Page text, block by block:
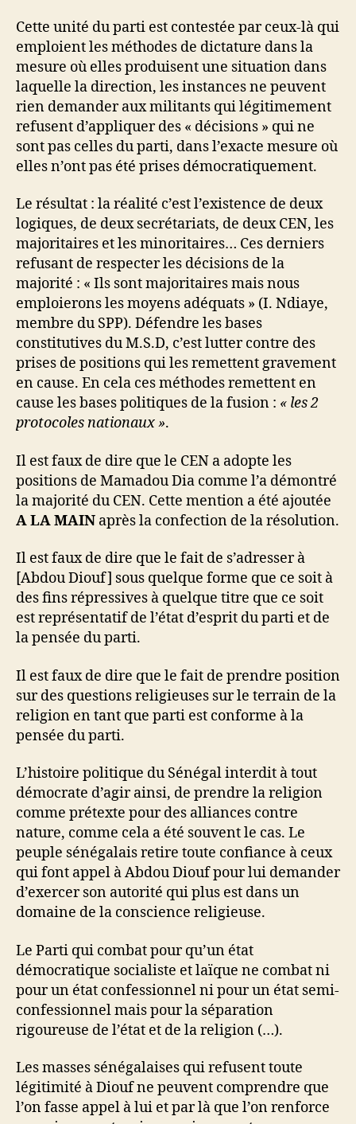
Cette unité du parti est contestée par ceux-là qui
emploient les méthodes de dictature dans la
mesure où elles produisent une situation dans
laquelle la direction, les instances ne peuvent
rien demander aux militants qui légitimement
refusent d’appliquer des « décisions » qui ne
sont pas celles du parti, dans l’exacte mesure où
elles n’ont pas été prises démocratiquement.
Le résultat : la réalité c’est l’existence de deux
logiques, de deux secrétariats, de deux CEN, les
majoritaires et les minoritaires… Ces derniers
refusant de respecter les décisions de la
majorité : « Ils sont majoritaires mais nous
emploierons les moyens adéquats » (I. Ndiaye,
membre du SPP). Défendre les bases
constitutives du M.S.D, c’est lutter contre des
prises de positions qui les remettent gravement
en cause. En cela ces méthodes remettent en
cause les bases politiques de la fusion : « les 2
protocoles nationaux ».
Il est faux de dire que le CEN a adopte les
positions de Mamadou Dia comme l’a démontré
la majorité du CEN. Cette mention a été ajoutée
A LA MAIN après la confection de la résolution.
Il est faux de dire que le fait de s’adresser à
[Abdou Diouf] sous quelque forme que ce soit à
des fins répressives à quelque titre que ce soit
est représentatif de l’état d’esprit du parti et de
la pensée du parti.
Il est faux de dire que le fait de prendre position
sur des questions religieuses sur le terrain de la
religion en tant que parti est conforme à la
pensée du parti.
L’histoire politique du Sénégal interdit à tout
démocrate d’agir ainsi, de prendre la religion
comme prétexte pour des alliances contre
nature, comme cela a été souvent le cas. Le
peuple sénégalais retire toute confiance à ceux
qui font appel à Abdou Diouf pour lui demander
d’exercer son autorité qui plus est dans un
domaine de la conscience religieuse.
Le Parti qui combat pour qu’un état
démocratique socialiste et laïque ne combat ni
pour un état confessionnel ni pour un état semi-
confessionnel mais pour la séparation
rigoureuse de l’état et de la religion (…).
Les masses sénégalaises qui refusent toute
légitimité à Diouf ne peuvent comprendre que
l’on fasse appel à lui et par là que l’on renforce